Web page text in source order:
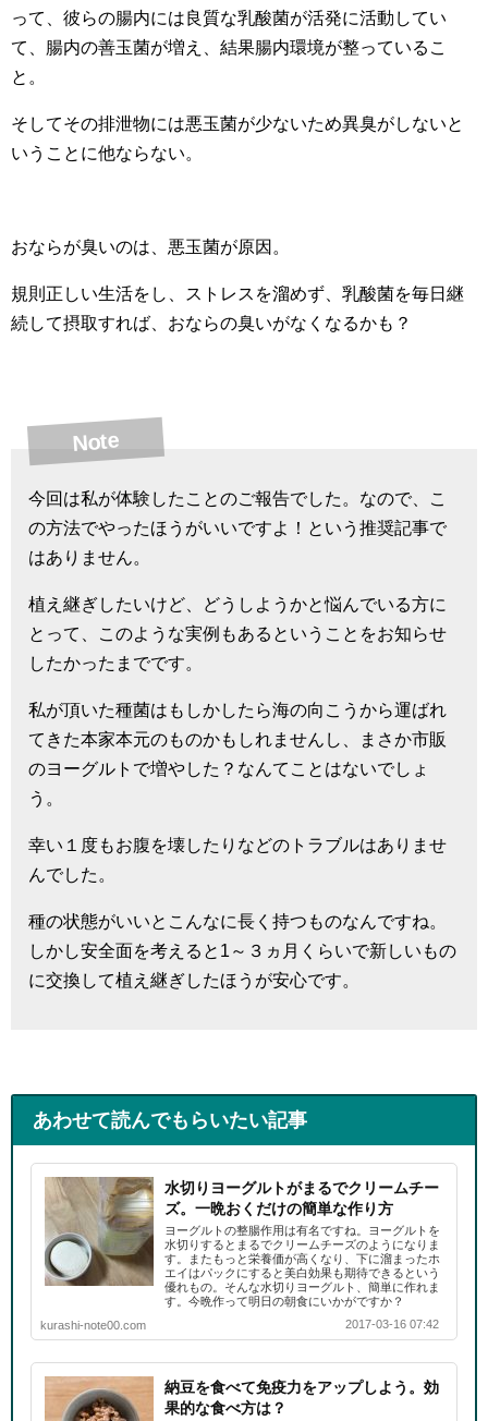
って、彼らの腸内には良質な乳酸菌が活発に活動してい
て、腸内の善玉菌が増え、結果腸内環境が整っているこ
と。
そしてその排泄物には悪玉菌が少ないため異臭がしないと
いうことに他ならない。
おならが臭いのは、悪玉菌が原因。
規則正しい生活をし、ストレスを溜めず、乳酸菌を毎日継
続して摂取すれば、おならの臭いがなくなるかも？
Note
今回は私が体験したことのご報告でした。なので、こ
の方法でやったほうがいいですよ！という推奨記事で
はありません。
植え継ぎしたいけど、どうしようかと悩んでいる方に
とって、このような実例もあるということをお知らせ
したかったまでです。
私が頂いた種菌はもしかしたら海の向こうから運ばれ
てきた本家本元のものかもしれませんし、まさか市販
のヨーグルトで増やした？なんてことはないでしょ
う。
幸い１度もお腹を壊したりなどのトラブルはありませ
んでした。
種の状態がいいとこんなに長く持つものなんですね。
しかし安全面を考えると1～３ヵ月くらいで新しいもの
に交換して植え継ぎしたほうが安心です。
あわせて読んでもらいたい記事
水切りヨーグルトがまるでクリームチー
ズ。一晩おくだけの簡単な作り方
ヨーグルトの整腸作用は有名ですね。ヨーグルトを
水切りするとまるでクリームチーズのようになりま
す。またもっと栄養価が高くなり、下に溜まったホ
エイはパックにすると美白効果も期待できるという
優れもの。そんな水切りヨーグルト、簡単に作れま
す。今晩作って明日の朝食にいかがですか？
kurashi-note00.com
2017-03-16 07:42
納豆を食べて免疫力をアップしよう。効
果的な食べ方は？